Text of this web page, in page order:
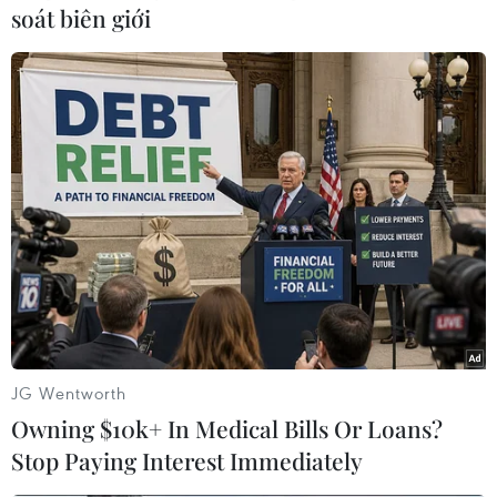
#AFC ASIAN Cup
Theo dõi VietnamPlus
TIN LIÊN QUAN
soát biên giới
JG Wentworth
Owning $10k+ In Medical Bills Or Loans?
Stop Paying Interest Immediately